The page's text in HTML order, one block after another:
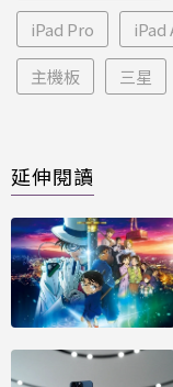
iPad Pro iPad
主機板 三星
延伸閱讀